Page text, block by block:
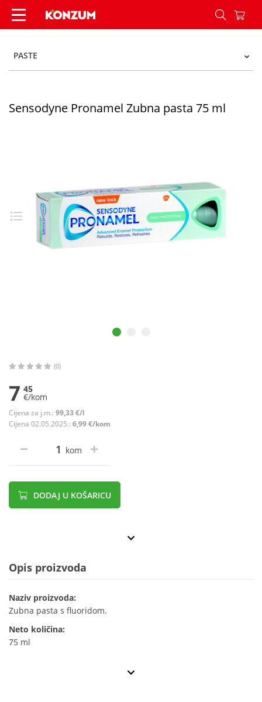
Sensodyne Pronamel Zubna pasta 75 ml -
PASTE
Sensodyne Pronamel Zubna pasta 75 ml
(0)
7 45
€/kom
Cijena za j.m.: 99,33 €/l
Cijena 02.05.2025.: 6,99 €/kom
kom
DODAJ U KOŠARICU
Opis proizvoda
Naziv proizvoda:
Zubna pasta s fluoridom.
Neto količina:
75 ml